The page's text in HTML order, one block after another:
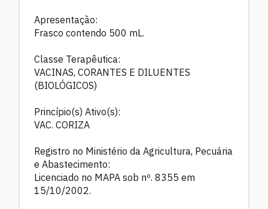
Apresentação:
Frasco contendo 500 mL.
Classe Terapêutica:
VACINAS, CORANTES E DILUENTES
(BIOLÓGICOS)
Princípio(s) Ativo(s):
VAC. CORIZA
Registro no Ministério da Agricultura, Pecuária
e Abastecimento:
Licenciado no MAPA sob nº. 8355 em
15/10/2002.